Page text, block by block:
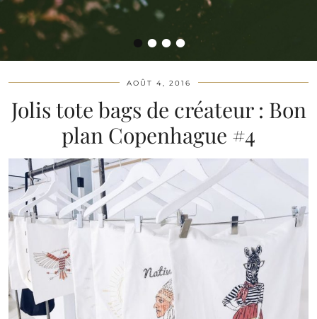
••••
AOÛT 4, 2016
Jolis tote bags de créateur : Bon
plan Copenhague #4